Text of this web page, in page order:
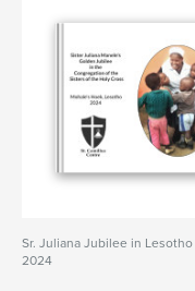
Sr. Juliana Jubilee in Lesotho
2024